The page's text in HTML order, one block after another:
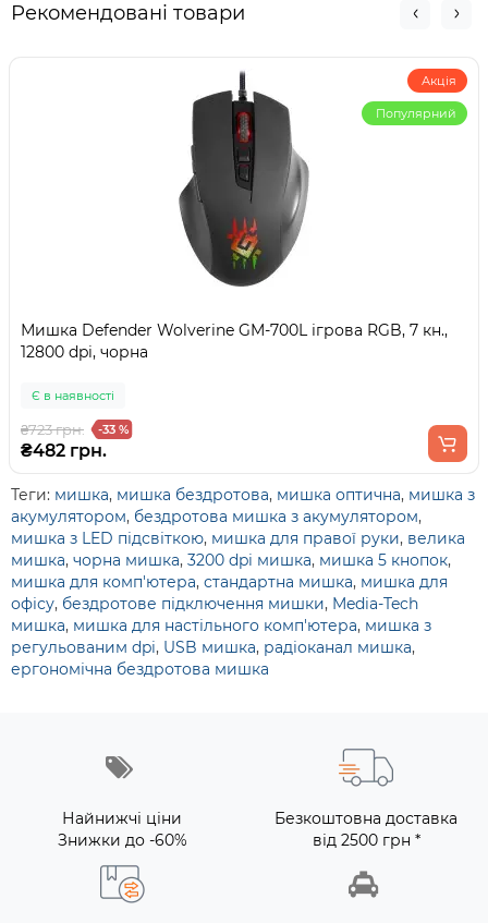
Рекомендовані товари
Акція
Популярний
Мишка Defender Wolverine GM-700L ігрова RGB, 7 кн.,
12800 dpi, чорна
Є в наявності
₴723 грн. -33 %
₴482 грн.
Теги: мишка, мишка бездротова, мишка оптична, мишка з
акумулятором, бездротова мишка з акумулятором,
мишка з LED підсвіткою, мишка для правої руки, велика
мишка, чорна мишка, 3200 dpi мишка, мишка 5 кнопок,
мишка для комп'ютера, стандартна мишка, мишка для
офісу, бездротове підключення мишки, Media-Tech
мишка, мишка для настільного комп'ютера, мишка з
регульованим dpi, USB мишка, радіоканал мишка,
ергономічна бездротова мишка
Найнижчі ціни
Знижки до -60%
Безкоштовна доставка
від 2500 грн *